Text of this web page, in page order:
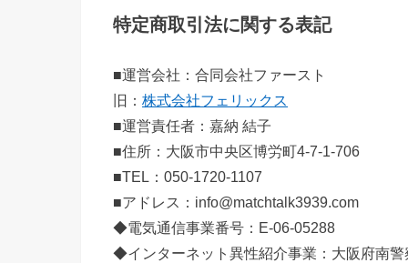
特定商取引法に関する表記
■運営会社：合同会社ファースト
旧： 株式会社フェリックス
■運営責任者：嘉納 結子
■住所：大阪市中央区博労町4-7-1-706
■TEL：050-1720-1107
■アドレス：info@matchtalk3939.com
◆電気通信事業番号：E-06-05288
◆インターネット異性紹介事業：大阪府南